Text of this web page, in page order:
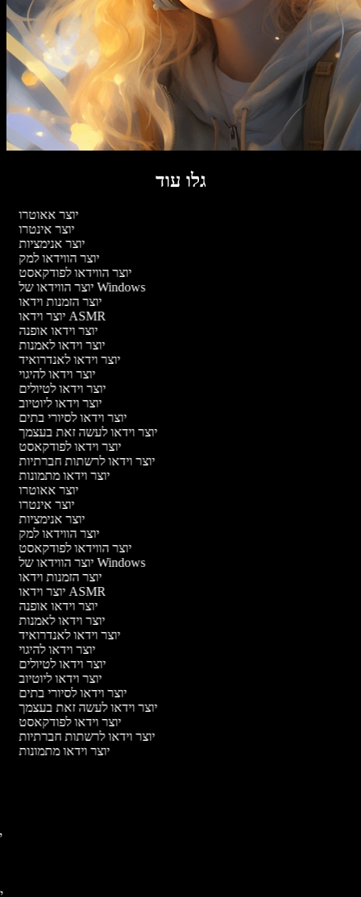
גלו עוד
יוצר אאוטרו
יוצר אינטרו
יוצר אנימציות
יוצר הווידאו למק
יוצר הווידאו לפודקאסט
יוצר הווידאו של Windows
יוצר הזמנות וידאו
יוצר וידאו ASMR
יוצר וידאו אופנה
יוצר וידאו לאמנות
יוצר וידאו לאנדרואיד
יוצר וידאו להיגוי
יוצר וידאו לטיולים
יוצר וידאו ליוטיוב
יוצר וידאו לסיורי בתים
יוצר וידאו לעשה זאת בעצמך
יוצר וידאו לפודקאסט
יוצר וידאו לרשתות חברתיות
יוצר וידאו מתמונות
יוצר אאוטרו
יוצר אינטרו
יוצר אנימציות
יוצר הווידאו למק
יוצר הווידאו לפודקאסט
יוצר הווידאו של Windows
יוצר הזמנות וידאו
יוצר וידאו ASMR
יוצר וידאו אופנה
יוצר וידאו לאמנות
יוצר וידאו לאנדרואיד
יוצר וידאו להיגוי
יוצר וידאו לטיולים
יוצר וידאו ליוטיוב
יוצר וידאו לסיורי בתים
יוצר וידאו לעשה זאת בעצמך
יוצר וידאו לפודקאסט
יוצר וידאו לרשתות חברתיות
יוצר וידאו מתמונות